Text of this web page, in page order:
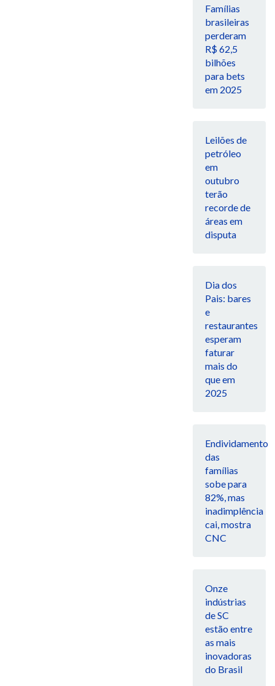
Famílias
brasileiras
perderam
R$ 62,5
bilhões
para bets
em 2025
Leilões de
petróleo
em
outubro
terão
recorde de
áreas em
disputa
Dia dos
Pais: bares
e
restaurantes
esperam
faturar
mais do
que em
2025
Endividamento
das
famílias
sobe para
82%, mas
inadimplência
cai, mostra
CNC
Onze
indústrias
de SC
estão entre
as mais
inovadoras
do Brasil